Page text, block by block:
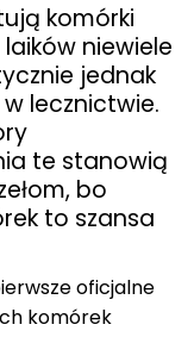
komórki
niewiele
jednak
lecznictwie.
te stanowią
bo
to szansa
oficjalne
komórek